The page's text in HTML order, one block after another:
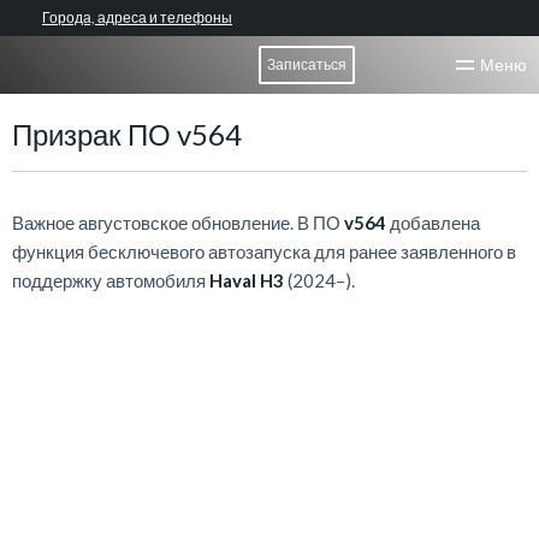
Города, адреса и телефоны
Записаться Меню
Призрак ПО v564
Важное августовское обновление. В ПО v564 добавлена
функция бесключевого автозапуска для ранее заявленного в
поддержку автомобиля Haval H3 (2024–).